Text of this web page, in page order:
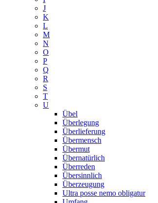
J
K
L
M
N
O
P
Q
R
S
T
U
Übel
Überlegung
Überlieferung
Übermensch
Übermut
Übernatürlich
Überreden
Übersinnlich
Überzeugung
Ultra posse nemo obligatur